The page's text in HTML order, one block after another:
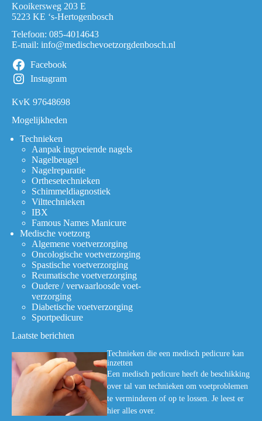
Kooikersweg 203 E
5223 KE ‘s-Hertogenbosch
Telefoon: 085-4014643
E-mail: info@medischevoetzorgdenbosch.nl
Facebook
Instagram
KvK 97648698
Mogelijkheden
Technieken
Aanpak ingroeiende nagels
Nagelbeugel
Nagelreparatie
Orthesetechnieken
Schimmeldiagnostiek
Vilttechnieken
IBX
Famous Names Manicure
Medische voetzorg
Algemene voetverzorging
Oncologische voetverzorging
Spastische voetverzorging
Reumatische voetverzorging
Oudere / verwaarloosde voet-
verzorging
Diabetische voetverzorging
Sportpedicure
Laatste berichten
Technieken die een medisch pedicure kan
inzetten
Een medisch pedicure heeft de beschikking
over tal van technieken om voetproblemen
te verminderen of op te lossen. Je leest er
hier alles over.